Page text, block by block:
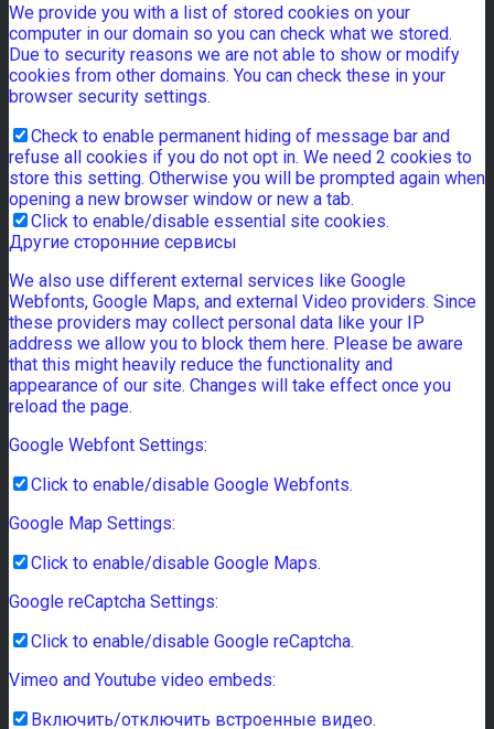
We provide you with a list of stored cookies on your
computer in our domain so you can check what we stored.
Due to security reasons we are not able to show or modify
cookies from other domains. You can check these in your
browser security settings.
Check to enable permanent hiding of message bar and
refuse all cookies if you do not opt in. We need 2 cookies to
store this setting. Otherwise you will be prompted again when
opening a new browser window or new a tab.
Click to enable/disable essential site cookies.
Другие сторонние сервисы
We also use different external services like Google
Webfonts, Google Maps, and external Video providers. Since
these providers may collect personal data like your IP
address we allow you to block them here. Please be aware
that this might heavily reduce the functionality and
appearance of our site. Changes will take effect once you
reload the page.
Google Webfont Settings:
Click to enable/disable Google Webfonts.
Google Map Settings:
Click to enable/disable Google Maps.
Google reCaptcha Settings:
Click to enable/disable Google reCaptcha.
Vimeo and Youtube video embeds:
Включить/отключить встроенные видео.